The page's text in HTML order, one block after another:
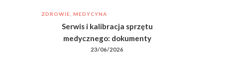
ZDROWIE, MEDYCYNA
Serwis i kalibracja sprzętu
medycznego: dokumenty
23/06/2026